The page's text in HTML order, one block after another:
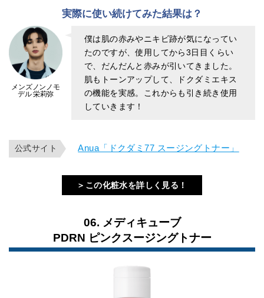
実際に使い続けてみた結果は？
メンズノンノモ
デル 栄莉弥
僕は肌の赤みやニキビ跡が気になってい
たのですが、使用してから3日目くらい
で、だんだんと赤みが引いてきました。
肌もトーンアップして、ドクダミエキス
の機能を実感。これからも引き続き使用
していきます！
公式サイト Anua「ドクダミ77 スージングトナー」
＞この化粧水を詳しく見る！
06. メディキューブ
PDRN ピンクスージングトナー